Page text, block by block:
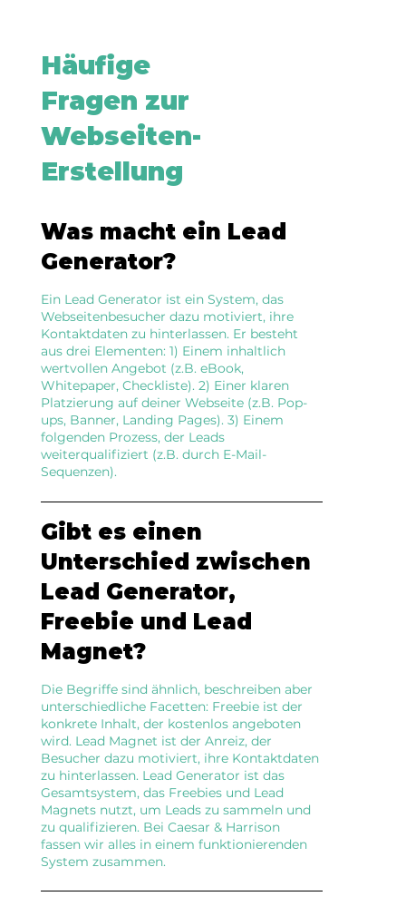
Häufige
Fragen zur
Webseiten-
Erstellung
Was macht ein Lead
Generator?
Ein Lead Generator ist ein System, das
Webseitenbesucher dazu motiviert, ihre
Kontaktdaten zu hinterlassen. Er besteht
aus drei Elementen: 1) Einem inhaltlich
wertvollen Angebot (z.B. eBook,
Whitepaper, Checkliste). 2) Einer klaren
Platzierung auf deiner Webseite (z.B. Pop-
ups, Banner, Landing Pages). 3) Einem
folgenden Prozess, der Leads
weiterqualifiziert (z.B. durch E-Mail-
Sequenzen).
Gibt es einen
Unterschied zwischen
Lead Generator,
Freebie und Lead
Magnet?
Die Begriffe sind ähnlich, beschreiben aber
unterschiedliche Facetten: Freebie ist der
konkrete Inhalt, der kostenlos angeboten
wird. Lead Magnet ist der Anreiz, der
Besucher dazu motiviert, ihre Kontaktdaten
zu hinterlassen. Lead Generator ist das
Gesamtsystem, das Freebies und Lead
Magnets nutzt, um Leads zu sammeln und
zu qualifizieren. Bei Caesar & Harrison
fassen wir alles in einem funktionierenden
System zusammen.